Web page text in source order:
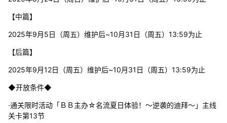
【中篇】
2025年9月5日（周五）维护后~10月31日（周五）13:59为止
【后篇】
2025年9月12日（周五）维护后~10月31日（周五）13:59为止
◆开放条件◆
·通关限时活动「ＢＢ主办☆名流夏日体验！～逆袭的迪拜～」主线
关卡第13节